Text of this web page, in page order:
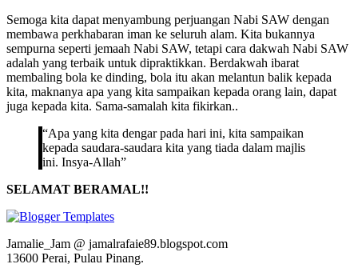
Semoga kita dapat menyambung perjuangan Nabi SAW dengan
membawa perkhabaran iman ke seluruh alam. Kita bukannya
sempurna seperti jemaah Nabi SAW, tetapi cara dakwah Nabi SAW
adalah yang terbaik untuk dipraktikkan. Berdakwah ibarat
membaling bola ke dinding, bola itu akan melantun balik kepada
kita, maknanya apa yang kita sampaikan kepada orang lain, dapat
juga kepada kita. Sama-samalah kita fikirkan..
“Apa yang kita dengar pada hari ini, kita sampaikan
kepada saudara-saudara kita yang tiada dalam majlis
ini. Insya-Allah”
SELAMAT BERAMAL!!
Jamalie_Jam @ jamalrafaie89.blogspot.com
13600 Perai, Pulau Pinang.